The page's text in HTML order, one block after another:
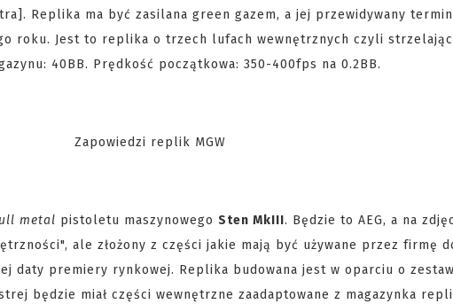
Replika ma być zasilana green gazem, a jej przewidywany
roku. Jest to replika o trzech lufach wewnętrznych czyli
40BB. Prędkość początkowa: 350-400fps na 0.2BB.
metal pistoletu maszynowego Sten MkIII. Będzie to AEG, a na
ale złożony z części jakie mają być używane przez firmę
daty premiery rynkowej. Replika budowana jest w oparciu o
będzie miał części wewnętrzne zaadaptowane z magazynka